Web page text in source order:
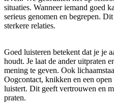
situaties. Wanneer iemand goed
serieus genomen en begrepen.
sterkere relaties.
Goed luisteren betekent dat je je
houdt. Je laat de ander uitpraten
mening te geven. Ook
Oogcontact, knikken en een
luistert. Dit geeft vertrouwen en
praten.